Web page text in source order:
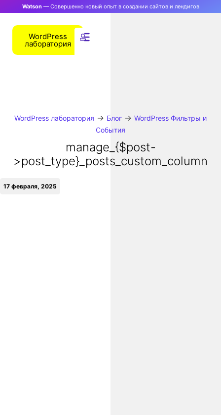
Watson— Совершенно новый опыт в создании сайтов и лендигов
WordPress
лаборатория
WordPress лаборатория → Блог → WordPress Фильтры и
События
manage_{$post-
>post_type}_posts_custom_column
17 февраля, 2025